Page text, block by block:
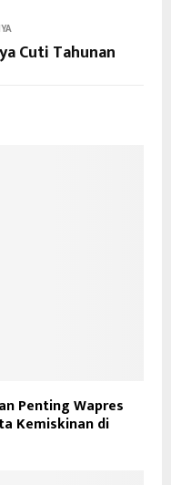
Cuti Tahunan
Penting Wapres
Kemiskinan di